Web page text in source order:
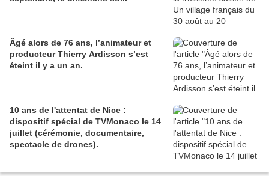
Âgé alors de 76 ans, l’animateur et
producteur Thierry Ardisson s’est
éteint il y a un an.
10 ans de l'attentat de Nice :
dispositif spécial de TVMonaco le 14
juillet (cérémonie, documentaire,
spectacle de drones).